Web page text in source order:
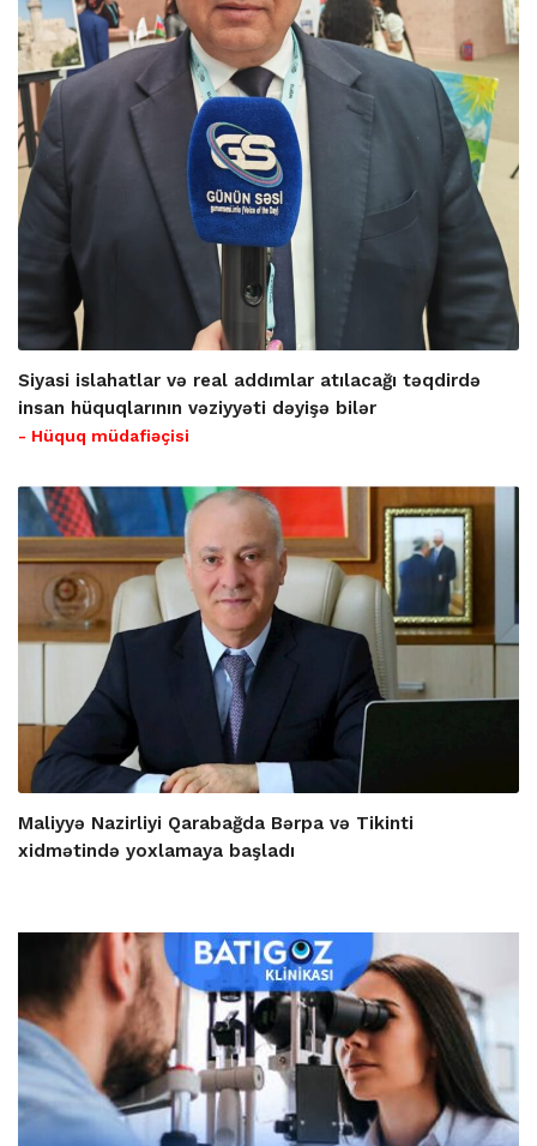
Siyasi islahatlar və real addımlar atılacağı təqdirdə
insan hüquqlarının vəziyyəti dəyişə bilər
- Hüquq müdafiəçisi
Maliyyə Nazirliyi Qarabağda Bərpa və Tikinti
xidmətində yoxlamaya başladı